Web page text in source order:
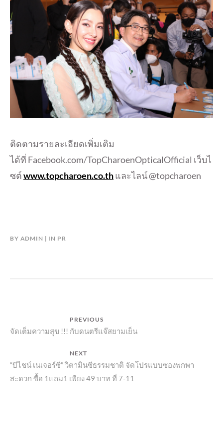
ติดตามรายละเอียดเพิ่มเติม
ได้ที่ Facebook.com/TopCharoenOpticalOfficial เว็บไ
ซต์www.topcharoen.co.thและไลน์ @topcharoen
BY ADMIN IN PR
เรื่อง
PREVIOUS
Previous
จัดเต็มความสุข !!! กับดนตรีแจ๊สยามเย็น
NEXT
Next
post:
“บีไชน์ เนเจอร์ซี” วิตามินซีธรรมชาติ จัดโปรแบบซองพกพา
สะดวก ซื้อ 1แถม1 เพียง 49 บาท ที่ 7-11